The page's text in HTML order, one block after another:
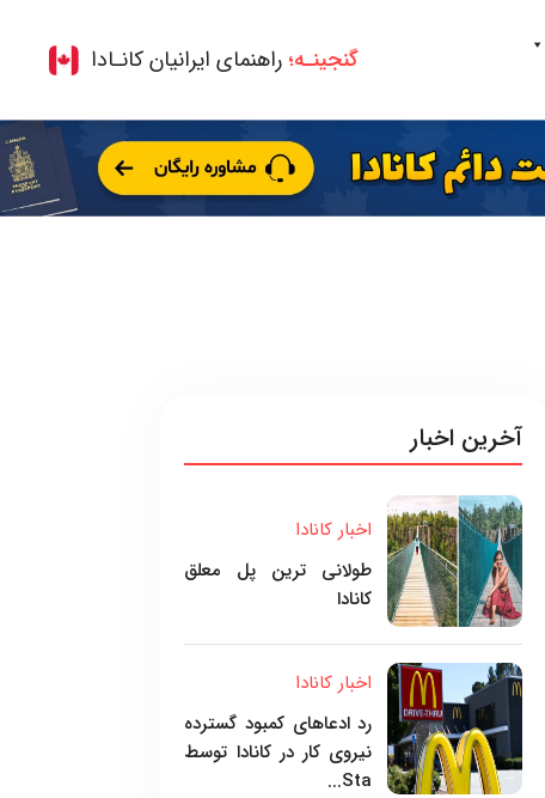
گنجینـه؛ راهنمای ایرانیان کانـادا
آخرین اخبار
اخبار کانادا
طولانی ترین پل معلق
کانادا
اخبار کانادا
رد ادعاهای کمبود گسترده
نیروی کار در کانادا توسط
Sta...